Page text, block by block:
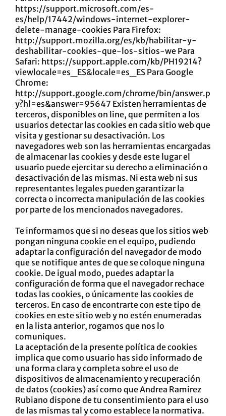
https://support.microsoft.com/es-
es/help/17442/windows-internet-explorer-
delete-manage-cookies Para Firefox:
http://support.mozilla.org/es/kb/habilitar-y-
deshabilitar-cookies-que-los-sitios-we Para
Safari: https://support.apple.com/kb/PH19214?
viewlocale=es_ES&locale=es_ES Para Google
Chrome:
http://support.google.com/chrome/bin/answer.p
y?hl=es&answer=95647 Existen herramientas de
terceros, disponibles on line, que permiten a los
usuarios detectar las cookies en cada sitio web que
visita y gestionar su desactivación. Los
navegadores web son las herramientas encargadas
de almacenar las cookies y desde este lugar el
usuario puede ejercitar su derecho a eliminación o
desactivación de las mismas. Ni esta web ni sus
representantes legales pueden garantizar la
correcta o incorrecta manipulación de las cookies
por parte de los mencionados navegadores.
Te informamos que si no deseas que los sitios web
pongan ninguna cookie en el equipo, pudiendo
adaptar la configuración del navegador de modo
que se notifique antes de que se coloque ninguna
cookie. De igual modo, puedes adaptar la
configuración de forma que el navegador rechace
todas las cookies, o únicamente las cookies de
terceros. En caso de encontrarte con este tipo de
cookies en este sitio web y no estén enumeradas
en la lista anterior, rogamos que nos lo
comuniques.
La aceptación de la presente política de cookies
implica que como usuario has sido informado de
una forma clara y completa sobre el uso de
dispositivos de almacenamiento y recuperación
de datos (cookies) así como que Andrea Ramirez
Rubiano dispone de tu consentimiento para el uso
de las mismas tal y como establece la normativa.